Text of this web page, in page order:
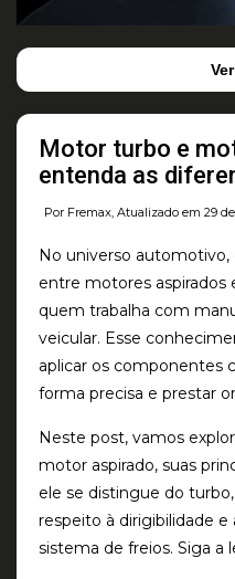
Motor turbo e
entenda as
Por Fremax, Atualizado em 29
No universo
entre motores aspirados
quem trabalha com
veicular. Esse
aplicar os componentes
forma precisa e prestar
Neste post, vamos
motor aspirado, suas
ele se distingue do
respeito à dirigibilidade
sistema de freios. Siga a